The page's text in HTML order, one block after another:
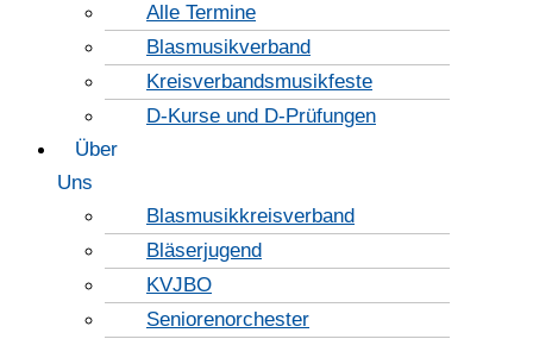
Alle Termine
Blasmusikverband
Kreisverbandsmusikfeste
D-Kurse und D-Prüfungen
Über
Uns
Blasmusikkreisverband
Bläserjugend
KVJBO
Seniorenorchester